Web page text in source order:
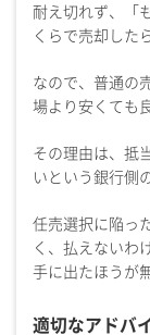
耐え切れず、「
くらで売却した
なので、普通の
場より安くても
その理由は、抵
いという銀行側
任売選択に陥っ
く、払えないわ
手に出たほうが
適切なアドバ